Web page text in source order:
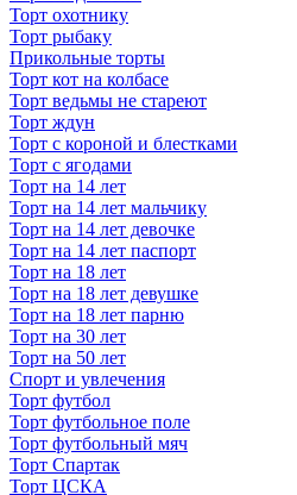
Торт охотнику
Торт рыбаку
Прикольные торты
Торт кот на колбасе
Торт ведьмы не стареют
Торт ждун
Торт с короной и блестками
Торт с ягодами
Торт на 14 лет
Торт на 14 лет мальчику
Торт на 14 лет девочке
Торт на 14 лет паспорт
Торт на 18 лет
Торт на 18 лет девушке
Торт на 18 лет парню
Торт на 30 лет
Торт на 50 лет
Спорт и увлечения
Торт футбол
Торт футбольное поле
Торт футбольный мяч
Торт Спартак
Торт ЦСКА